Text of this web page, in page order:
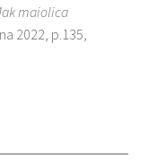
maiolica
2022, p.135,